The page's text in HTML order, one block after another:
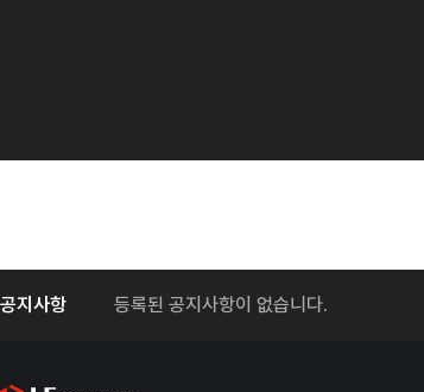
공지사항 등록된 공지사항이 없습니다.